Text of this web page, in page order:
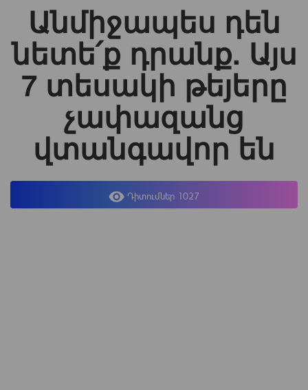
Անմիջապես դեն
նետե՛ք դրանք. Այս
7 տեսակի թեյերը
չափազանց
վտանգավոր են
Դիտումներ 1027